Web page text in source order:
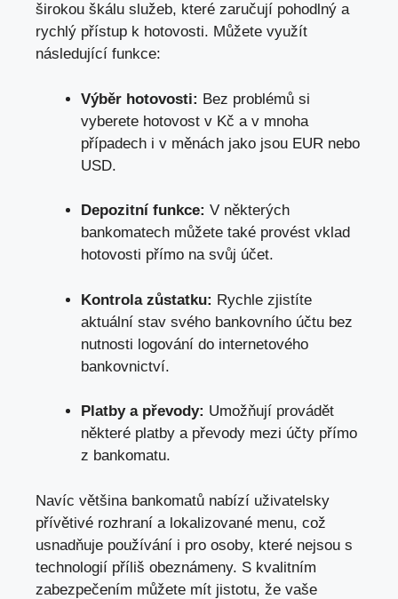
širokou škálu služeb, které zaručují pohodlný a
rychlý přístup k hotovosti. Můžete využít
následující funkce:
Výběr hotovosti: Bez problémů si
vyberete hotovost v Kč a v mnoha
případech i v měnách jako jsou EUR nebo
USD.
Depozitní funkce: V některých
bankomatech můžete také provést vklad
hotovosti přímo na svůj účet.
Kontrola zůstatku: Rychle zjistíte
aktuální stav svého bankovního účtu bez
nutnosti logování do internetového
bankovnictví.
Platby a převody: Umožňují provádět
některé platby a převody mezi účty přímo
z bankomatu.
Navíc většina bankomatů nabízí uživatelsky
přívětivé rozhraní a lokalizované menu, což
usnadňuje používání i pro osoby, které nejsou s
technologií příliš obeznámeny. S kvalitním
zabezpečením můžete mít jistotu, že vaše